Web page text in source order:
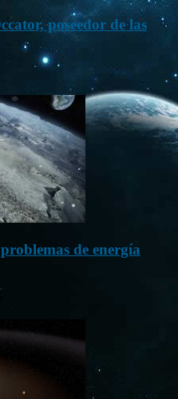
poseedor de las
de energía